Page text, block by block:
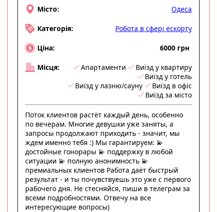
Місто: Одеса
Категорія: Робота в сфері ескорту
Ціна: 6000 грн
Місця: Апартаменти
Виїзд у квартиру
Виїзд у готель
Виїзд у лазню/сауну
Виїзд в офіс
Виїзд за місто
Поток клиентов растёт каждый день, особенно
по вечерам. Многие девушки уже заняты, а
запросы продолжают приходить - значит, мы
ждем именно тебя :) Мы гарантируем: 💫
достойные гонорары 💫 поддержку в любой
ситуации 💫 полную анонимность 💫
премиальных клиентов Работа даёт быстрый
результат - и ты почувствуешь это уже с первого
рабочего дня. Не стесняйся, пиши в телеграм за
всеми подробностями. Отвечу на все
интересующие вопросы)